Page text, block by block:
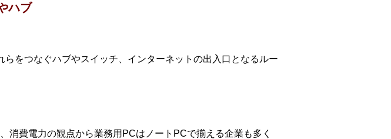
ハブ
をつなぐハブやスイッチ、インターネットの出入口となるルー
費電力の観点から業務用PCはノートPCで揃える企業も多く